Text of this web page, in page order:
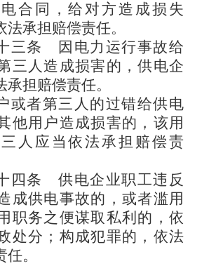
合同，给对方造成损失
法承担赔偿责任。
三条
因电力运行事故给
三人造成损害的，供电企
承担赔偿责任。
或者第三人的过错给供电
他用户造成损害的，该用
人应当依法承担赔偿责
四条供电企业职工违反
成供电事故的，或者滥用
职务之便谋取私利的，依
处分；构成犯罪的，依法
。